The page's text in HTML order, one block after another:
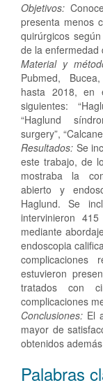
Objetivos:
presenta menos
quirúrgicos
de la enfermedad
Material y
Pubmed,
hasta 2018, en
siguientes:
“Haglund
surgery”,
Resultados: Se
este trabajo, de
mostraba la
abierto y
Haglund. Se
intervinieron
mediante
endoscopia
complicaciones
estuvieron
tratados con
complicaciones
Conclusiones: El
mayor de
obtenidos
Palabras